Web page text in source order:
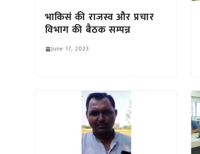
भाकिसं की राजस्व और प्रचार
विभाग की बैठक सम्पन्न
June 17, 2023